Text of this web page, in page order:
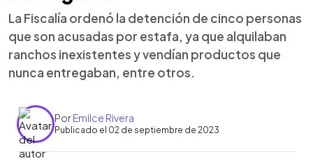
La Fiscalía ordenó la detención de cinco personas
que son acusadas por estafa, ya que alquilaban
ranchos inexistentes y vendían productos que
nunca entregaban, entre otros.
PorEmilce Rivera
Publicado el 02 de septiembre de 2023